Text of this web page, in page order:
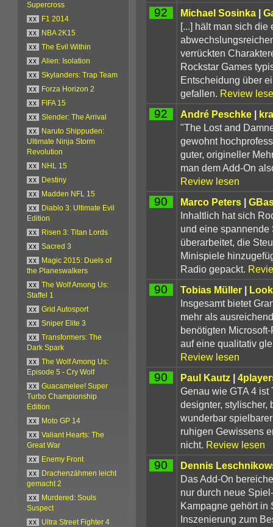
92 Michael Sosinka |
[...] hält man sich
verrückten
Rockstar Games
Entscheidung über
gefallen. Review
92 André Peschke|
"The Lost and
gewohnt
guter, origineller
man dem Add-On
Review lesen
90 Marco Peters|
Inhaltlich hat sich
und eine spannende
überarbeitet, die
Minispiele
Radio gepackt.
90 Tobias Müller|
Insgesamt bietet
mehr als
benötigten
auf eine qualitativ
Review lesen
90 Paul Kautz |
Genau wie GTA 4
designter, stylischer,
wunderbar
ruhigen Gewissens
nicht. Review lesen
90
Dennis
Das Add-On
nur durch neue
Kampagne gehört in
Inszenierung zum
Supercross
xx
F1 2014
xx
NBA 2K15
xx
The Evil Within
xx
Alien: Isolation
xx
Skylanders: Trap Team
xx
Forza Horizon 2
xx
FIFA 15
xx
Slender: The Arrival
xx
Naruto Shippuden:
Ultimate Ninja Storm
Revolution
xx
NHL 15
xx
Destiny
xx
Madden NFL 15
xx
Diablo 3: Ultimate Evil
Edition
xx
Risen 3: Titan Lords
xx
Sacred 3
xx
Magic 2015: Duels of
the Planeswalkers
xx
The Wolf Among Us:
Staffel 1
xx
Grid Autosport
xx
Sniper Elite 3
xx
Transformers: The
Dark Spark
xx
The Wolf Among Us:
Episode 5 - Cry Wolf
xx
Guacamelee! Super
Turbo Championship
Edition
xx
Moto GP 14
xx
Valiant Hearts: The
Great War
xx
Enemy Front
xx
Drachenzähmen leicht
gemacht 2
xx
Murdered: Souls
Suspect
xx
Ultra Street Fighter 4